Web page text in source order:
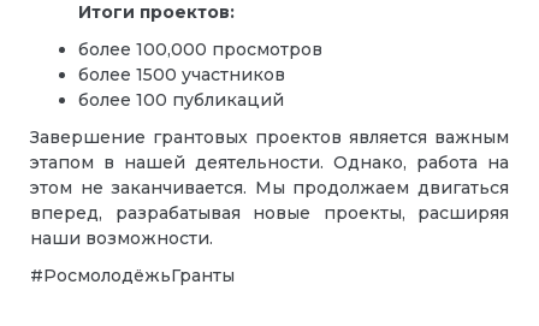
Итоги проектов:
более 100,000 просмотров
более 1500 участников
более 100 публикаций
Завершение грантовых проектов является важным
этапом в нашей деятельности. Однако, работа на
этом не заканчивается. Мы продолжаем двигаться
вперед, разрабатывая новые проекты, расширяя
наши возможности.
#РосмолодёжьГранты